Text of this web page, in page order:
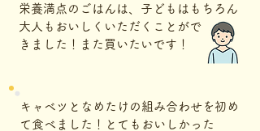
栄養満点のごはんは、子どもはもちろん
大人もおいしくいただくことがで
きました！また買いたいです！
キャベツとなめたけの組み合わせを初め
て食べました！とてもおいしかった